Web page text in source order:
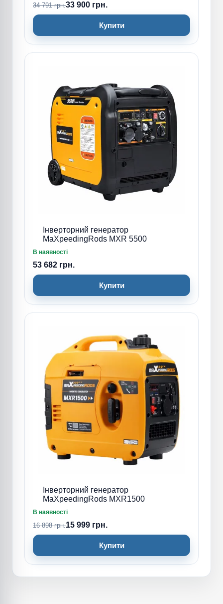
34 791 грн.33 900 грн.
Купити
Інверторний генератор
MaXpeedingRods MXR 5500
В наявності
53 682 грн.
Купити
Інверторний генератор
MaXpeedingRods MXR1500
В наявності
16 898 грн.15 999 грн.
Купити